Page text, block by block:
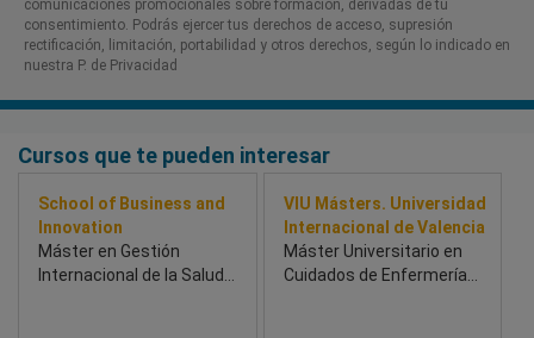
comunicaciones promocionales sobre formación, derivadas de tu
consentimiento. Podrás ejercer tus derechos de acceso, supresión
rectificación, limitación, portabilidad y otros derechos, según lo indicado en
nuestra P. de Privacidad​
Cursos que te pueden interesar
School of Business and
Innovation
Máster en Gestión
Internacional de la Salud
VIU Másters. Universidad
Internacional de Valencia
Máster Universitario en
Cuidados de Enfermería